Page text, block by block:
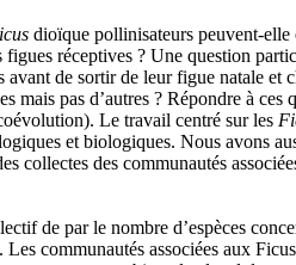
dioïque pollinisateurs peuvent-elle
réceptives ? Une question
de sortir de leur figue natale et
pas d’autres ? Répondre à ces
Le travail centré sur les
et biologiques. Nous avons
collectes des communautés
de par le nombre d’espèces
communautés associées aux